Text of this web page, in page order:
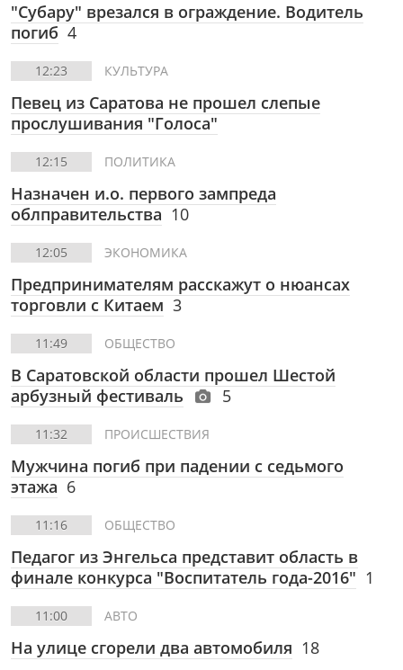
"Субару" врезался в ограждение. Водитель
погиб 4
12:23 КУЛЬТУРА
Певец из Саратова не прошел слепые
прослушивания "Голоса"
12:15 ПОЛИТИКА
Назначен и.о. первого зампреда
облправительства 10
12:05 ЭКОНОМИКА
Предпринимателям расскажут о нюансах
торговли с Китаем 3
11:49 ОБЩЕСТВО
В Саратовской области прошел Шестой
арбузный фестиваль
5
11:32 ПРОИСШЕСТВИЯ
Мужчина погиб при падении с седьмого
этажа 6
11:16 ОБЩЕСТВО
Педагог из Энгельса представит область в
финале конкурса "Воспитатель года-2016" 1
11:00 АВТО
На улице сгорели два автомобиля 18